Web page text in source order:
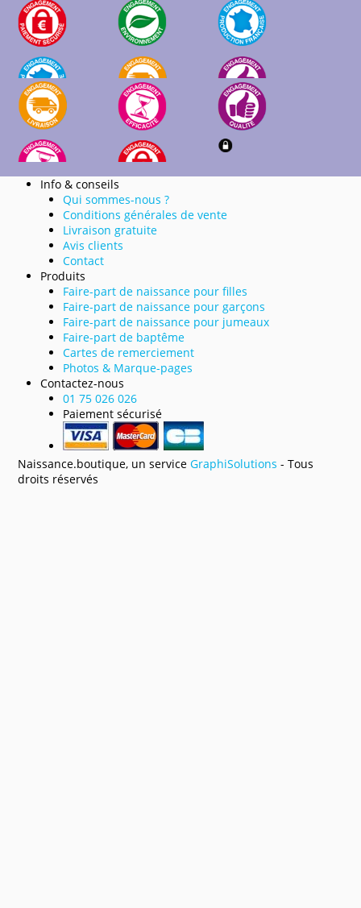
Info & conseils
Qui sommes-nous ?
Conditions générales de vente
Livraison gratuite
Avis clients
Contact
Produits
Faire-part de naissance pour filles
Faire-part de naissance pour garçons
Faire-part de naissance pour jumeaux
Faire-part de baptême
Cartes de remerciement
Photos & Marque-pages
Contactez-nous
01 75 026 026
Paiement sécurisé
Naissance.boutique, un serviceGraphiSolutions - Tous
droits réservés